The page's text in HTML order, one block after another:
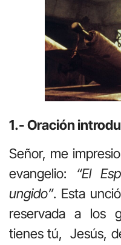
1.- Oración
Señor, me
evangelio: “El
ungido”. Esta
reservada a los
tienes tú, Jesús,